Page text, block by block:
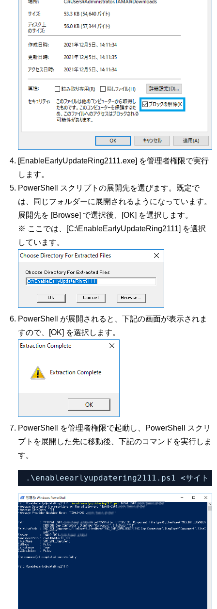
[EnableEarlyUpdateRing2111.exe] を管理者権限で実行
します。
PowerShell スクリプトの展開先を選びます。既定で
は、同じフォルダーに展開されるようになっています。
展開先を [Browse] で選択後、[OK] を選択します。
※ ここでは、[C:\EnableEarlyUpdateRing2111] を選択
しています。
PowerShell が展開されると、下記の画面が表示されま
すので、[OK] を選択します。
PowerShell を管理者権限で起動し、PowerShell スクリ
プトを展開した先に移動後、下記のコマンドを実行しま
す。
.\enableearlyupdatering2111.ps1 <サイト サ